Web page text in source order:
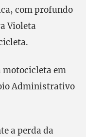
com profundo
Violeta
motocicleta em
Administrativo
a perda da